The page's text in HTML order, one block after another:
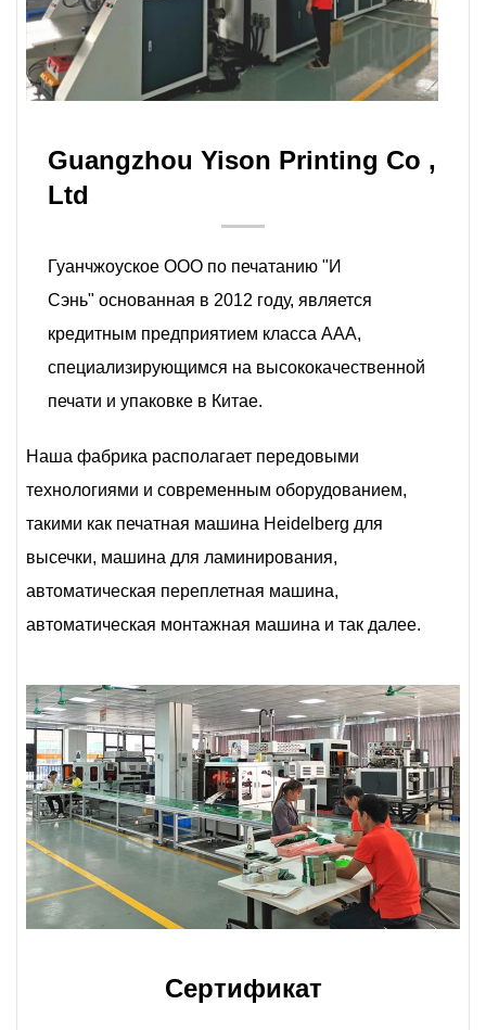
Guangzhou Yison Printing Co ,
Ltd
Гуанчжоуское ООО по печатанию "И
Сэнь" основанная в 2012 году, является
кредитным предприятием класса ААА,
специализирующимся на высококачественной
печати и упаковке в Китае.
Наша фабрика располагает передовыми
технологиями и современным оборудованием,
такими как печатная машина Heidelberg для
высечки, машина для ламинирования,
автоматическая переплетная машина,
автоматическая монтажная машина и так далее.
Сертификат